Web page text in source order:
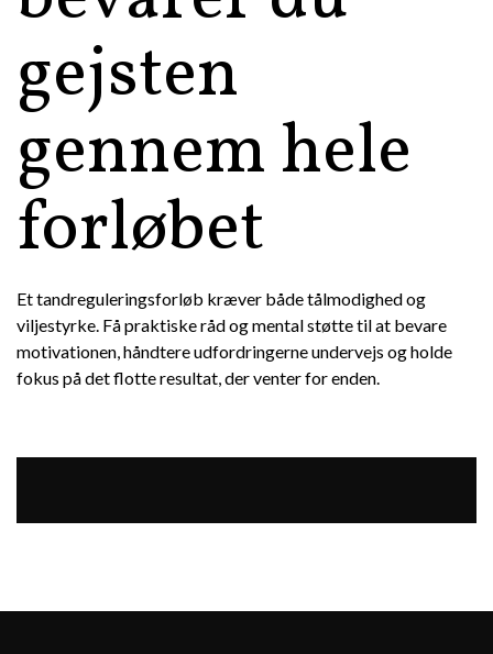
gejsten
gennem hele
forløbet
Et tandreguleringsforløb kræver både tålmodighed og
viljestyrke. Få praktiske råd og mental støtte til at bevare
motivationen, håndtere udfordringerne undervejs og holde
fokus på det flotte resultat, der venter for enden.